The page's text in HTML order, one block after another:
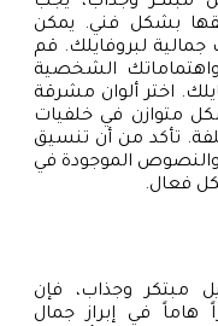
بشكل فني. يمكن
لبروفايلك. قم
الشخصية
اختر ألوان مشرقة
متوازن في خلفيات
تأكد من أن تنسيق
الموجودة في
فعال.
مبتكر وجذاب، فإن
هاماً في إبراز جمال